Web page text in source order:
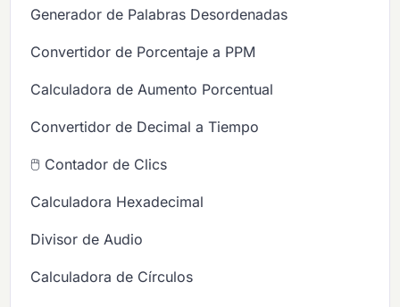
Generador de Palabras Desordenadas
Convertidor de Porcentaje a PPM
Calculadora de Aumento Porcentual
Convertidor de Decimal a Tiempo
🖱️ Contador de Clics
Calculadora Hexadecimal
Divisor de Audio
Calculadora de Círculos